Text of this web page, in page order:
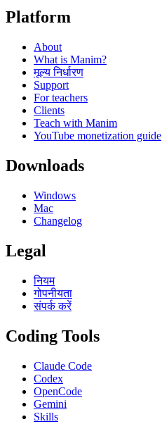
Platform
About
What is Manim?
मूल्य निर्धारण
Support
For teachers
Clients
Teach with Manim
YouTube monetization guide
Downloads
Windows
Mac
Changelog
Legal
नियम
गोपनीयता
संपर्क करें
Coding Tools
Claude Code
Codex
OpenCode
Gemini
Skills